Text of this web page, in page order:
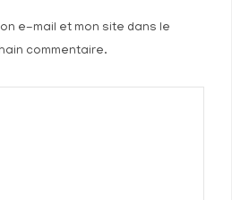
e-mail et mon site dans le
commentaire.